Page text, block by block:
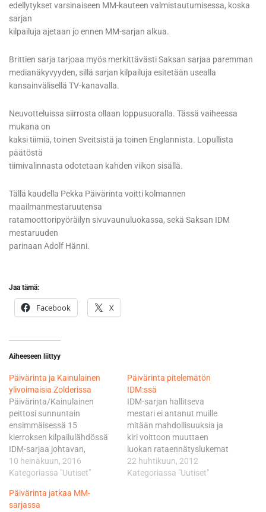
edellytykset varsinaiseen MM-kauteen valmistautumisessa, koska
sarjan
kilpailuja ajetaan jo ennen MM-sarjan alkua.
Brittien sarja tarjoaa myös merkittävästi Saksan sarjaa paremman
medianäkyvyyden, sillä sarjan kilpailuja esitetään usealla
kansainvälisellä TV-kanavalla.
Neuvotteluissa siirrosta ollaan loppusuoralla. Tässä vaiheessa
mukana on
kaksi tiimiä, toinen Sveitsistä ja toinen Englannista. Lopullista
päätöstä
tiimivalinnasta odotetaan kahden viikon sisällä.
Tällä kaudella Pekka Päivärinta voitti kolmannen
maailmanmestaruutensa
ratamoottoripyöräilyn sivuvaunuluokassa, sekä Saksan IDM
mestaruuden
parinaan Adolf Hänni.
Jaa tämä:
Facebook X
Aiheeseen liittyy
Päivärinta ja Kainulainen
ylivoimaisia Zolderissa
Päivärinta/Kainulainen
peittosi sunnuntain
ensimmäisessä 15
kierroksen kilpailulähdössä
IDM-sarjaa johtavan,
hallitsevan
maailmanmestariparin
25 sekunnilla. oinen startti
keskeytettiin kolarin vuoksi
10 heinäkuun, 2016
Kategoriassa "Uutiset"
Päivärinta pitelemätön
IDM:ssä
IDM-sarjan hallitseva
mestari ei antanut muille
mitään mahdollisuuksia ja
kiri voittoon muuttaen
luokan rataennätyslukemat
uudelle sekuntiluvulle. Duo
kiersi reilun nelikilometrisen
22 huhtikuun, 2012
Kategoriassa "Uutiset"
Päivärinta jatkaa MM-
sarjassa